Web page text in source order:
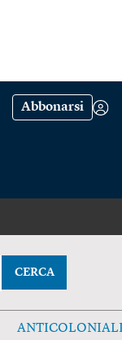
Abbonarsi
CERCA